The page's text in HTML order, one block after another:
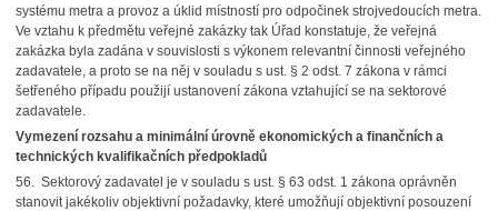
systému metra a provoz a úklid místností pro odpočinek strojvedoucích metra.
Ve vztahu k předmětu veřejné zakázky tak Úřad konstatuje, že veřejná
zakázka byla zadána v souvislosti s výkonem relevantní činnosti veřejného
zadavatele, a proto se na něj v souladu s ust. § 2 odst. 7 zákona v rámci
šetřeného případu použijí ustanovení zákona vztahující se na sektorové
zadavatele.
Vymezení rozsahu a minimální úrovně ekonomických a finančních a
technických kvalifikačních předpokladů
56. Sektorový zadavatel je v souladu s ust. § 63 odst. 1 zákona oprávněn
stanovit jakékoliv objektivní požadavky, které umožňují objektivní posouzení